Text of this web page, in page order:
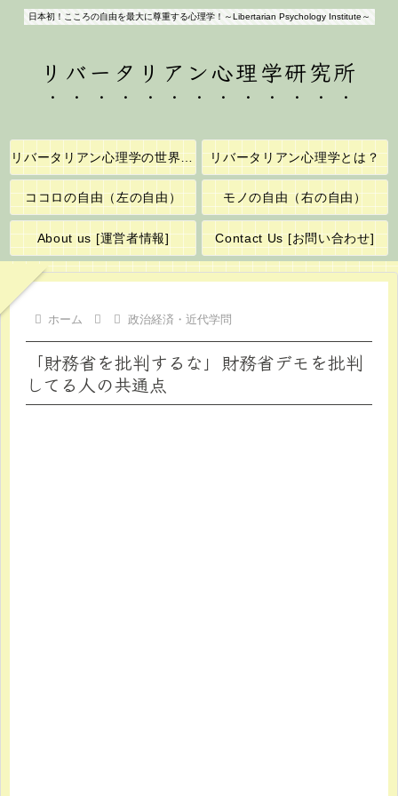
日本初！こころの自由を最大に尊重する心理学！～Libertarian Psychology Institute～
リバータリアン心理学研究所
リバータリアン心理学の世界へようこそ！ リバータリアン心理学とは？
ココロの自由（左の自由） モノの自由（右の自由）
About us [運営者情報] Contact Us [お問い合わせ]
ホーム 政治経済・近代学問
「財務省を批判するな」財務省デモを批判
してる人の共通点